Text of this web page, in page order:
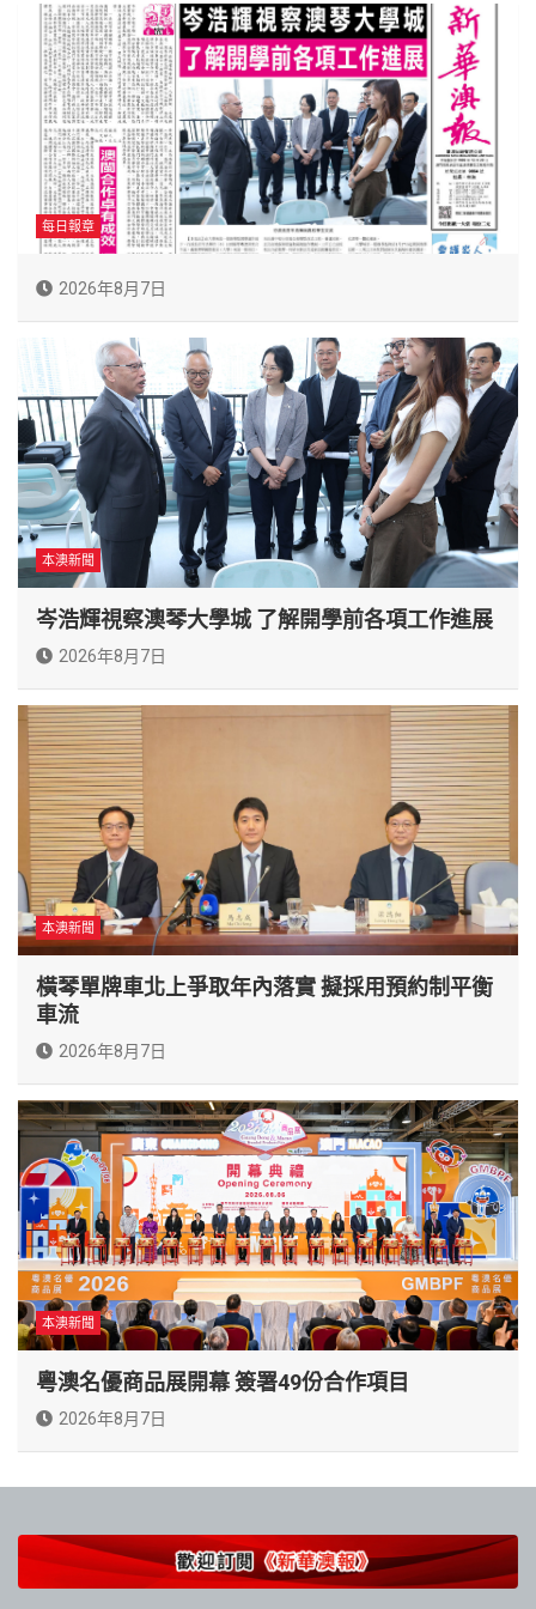
每日報章
2026年8月7日
本澳新聞
岑浩輝視察澳琴大學城 了解開學前各項工作進展
2026年8月7日
本澳新聞
橫琴單牌車北上爭取年內落實 擬採用預約制平衡
車流
2026年8月7日
本澳新聞
粵澳名優商品展開幕 簽署49份合作項目
2026年8月7日